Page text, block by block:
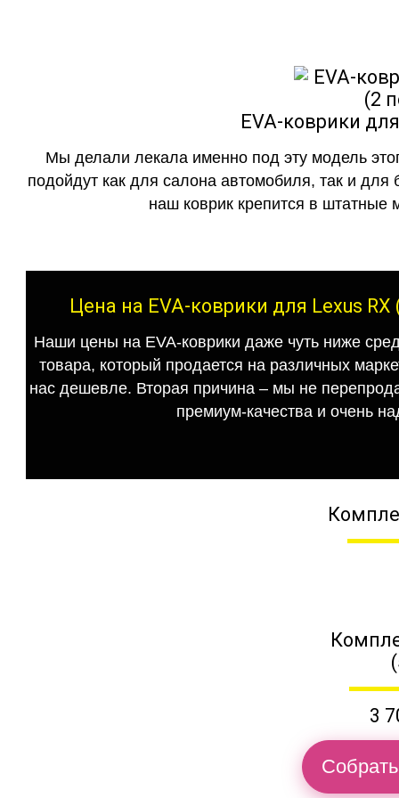
EVA-коврики
Мы делали лекала именно под эту модель
подойдут как для салона автомобиля, так и для
наш коврик крепится в штатные
Цена на EVA-коврики для Lexus
Наши цены на EVA-коврики даже чуть ниже
товара, который продается на различных
нас дешевле. Вторая причина – мы не
премиум-качества и очень
3